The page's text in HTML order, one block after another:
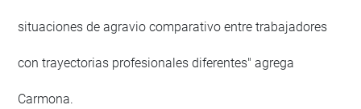
situaciones de agravio comparativo entre trabajadores
con trayectorias profesionales diferentes" agrega
Carmona.